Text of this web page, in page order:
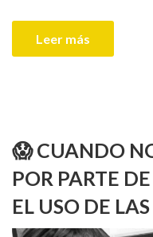
Leer más
😱 CUANDO
POR PARTE
EL USO DE